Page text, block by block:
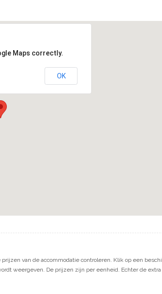
Maps correctly.
OK
van de accommodatie controleren. Klik op een
weergeven. De prijzen zijn per eenheid. Echter de